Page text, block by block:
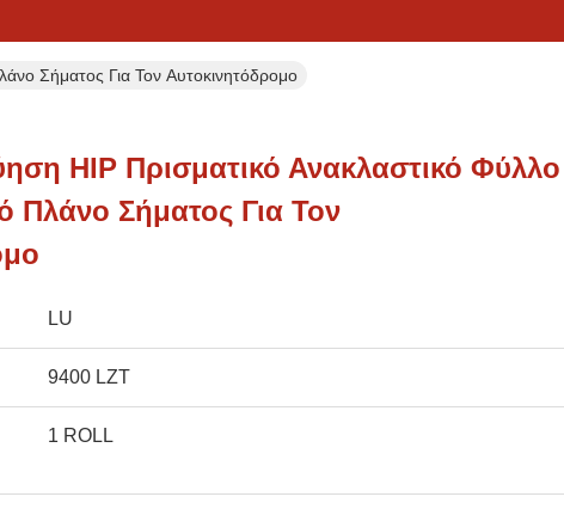
Σήματος Για Τον Αυτοκινητόδρομο
HIP Πρισματικό Ανακλαστικό Φύλλο
Πλάνο Σήματος Για Τον
LU
9400 LZT
1 ROLL